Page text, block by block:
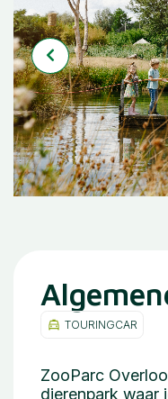
TOURINGCAR
ZooParc
dierenpark waar